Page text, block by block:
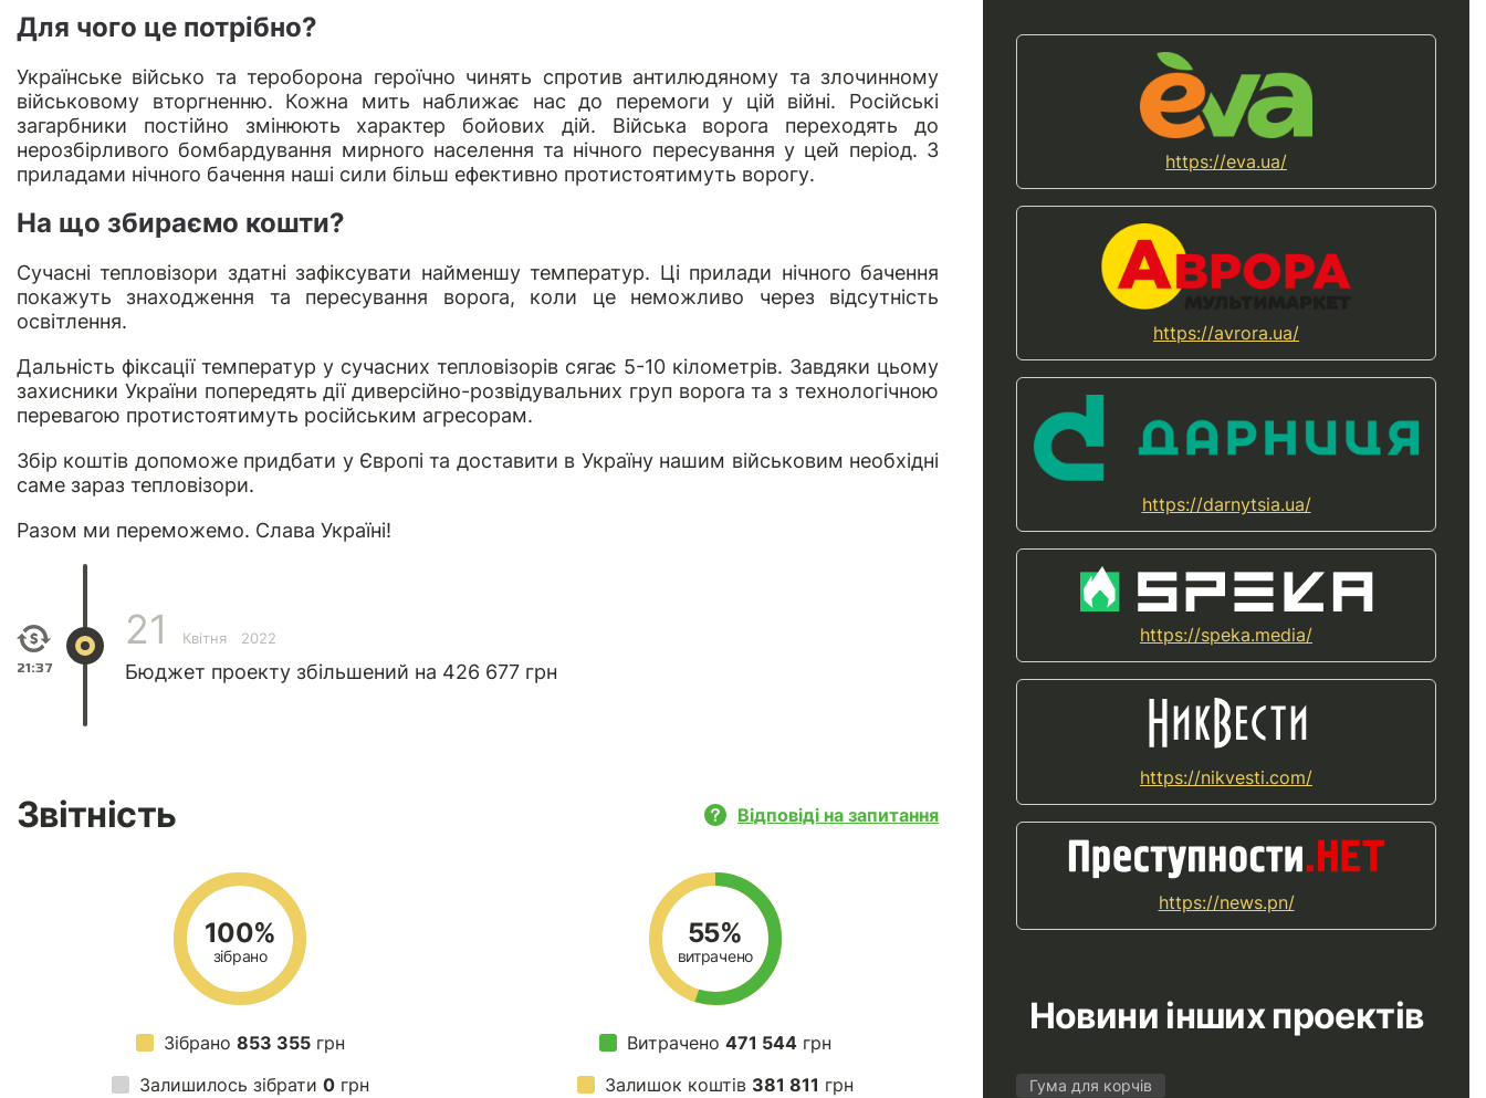
Для чого це потрібно?
Українське військо та тероборона героїчно чинять спротив антилюдяному та злочинному
військовому вторгненню. Кожна мить наближає нас до перемоги у цій війні. Російські
загарбники постійно змінюють характер бойових дій. Війська ворога переходять до
нерозбірливого бомбардування мирного населення та нічного пересування у цей період. З
приладами нічного бачення наші сили більш ефективно протистоятимуть ворогу.
На що збираємо кошти?
Сучасні тепловізори здатні зафіксувати найменшу температур. Ці прилади нічного бачення
покажуть знаходження та пересування ворога, коли це неможливо через відсутність
освітлення.
Дальність фіксації температур у сучасних тепловізорів сягає 5-10 кілометрів. Завдяки цьому
захисники України попередять дії диверсійно-розвідувальних груп ворога та з технологічною
перевагою протистоятимуть російським агресорам.
Збір коштів допоможе придбати у Європі та доставити в Україну нашим військовим необхідні
саме зараз тепловізори.
Разом ми переможемо. Слава Україні!
21:37
21 Квітня 2022
Бюджет проекту збільшений на 426 677 грн
Звітність Відповіді на запитання
100%
зібрано
Зібрано 853 355грн
Залишилось зібрати 0грн
55%
витрачено
Витрачено 471 544грн
Залишок коштів 381 811 грн
https://eva.ua/
https://avrora.ua/
https://darnytsia.ua/
https://speka.media/
https://nikvesti.com/
https://news.pn/
Новини інших проектів
Гума для корчів